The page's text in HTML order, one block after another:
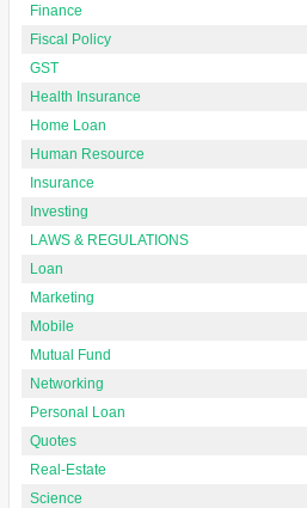
Finance
Fiscal Policy
GST
Health Insurance
Home Loan
Human Resource
Insurance
Investing
LAWS & REGULATIONS
Loan
Marketing
Mobile
Mutual Fund
Networking
Personal Loan
Quotes
Real-Estate
Science